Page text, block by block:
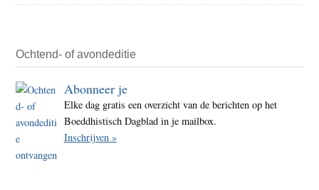
Ochtend- of avondeditie
Abonneer je
Elke dag gratis een overzicht van de berichten op het
Boeddhistisch Dagblad in je mailbox.
Inschrijven »